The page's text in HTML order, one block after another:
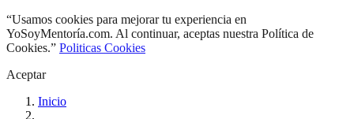
“Usamos cookies para mejorar tu experiencia en
YoSoyMentoría.com. Al continuar, aceptas nuestra Política de
Cookies.” Politicas Cookies
Aceptar
Inicio